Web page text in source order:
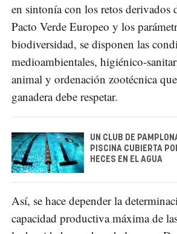
en sintonía con los retos derivados
Pacto Verde Europeo y los
biodiversidad, se disponen las
medioambientales, higiénico-
animal y ordenación zootécnica
ganadera debe respetar.
UN CLUB DE
PISCINA CUBIERTA
HECES EN EL AGUA
Así, se hace depender la
capacidad productiva máxima de